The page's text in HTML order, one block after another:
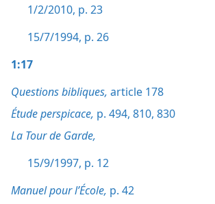
1/2/2010, p. 23
15/7/1994, p. 26
1:17
Questions bibliques, article 178
Étude perspicace, p. 494, 810, 830
La Tour de Garde,
15/9/1997, p. 12
Manuel pour l’École, p. 42